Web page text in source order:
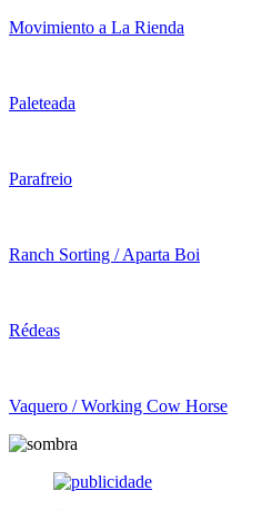
Movimiento a La Rienda
Paleteada
Parafreio
Ranch Sorting / Aparta Boi
Rédeas
Vaquero / Working Cow Horse